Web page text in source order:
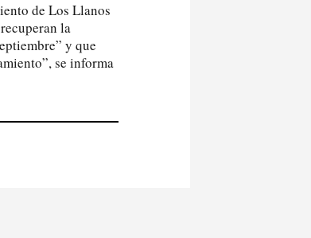
de Los Llanos
la
y que
se informa